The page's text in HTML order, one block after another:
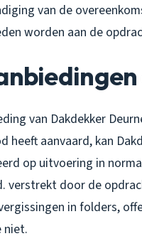
van de
worden aan de
van Dakdekker
heeft aanvaard, kan
op uitvoering in
verstrekt door de
in folders,
niet.